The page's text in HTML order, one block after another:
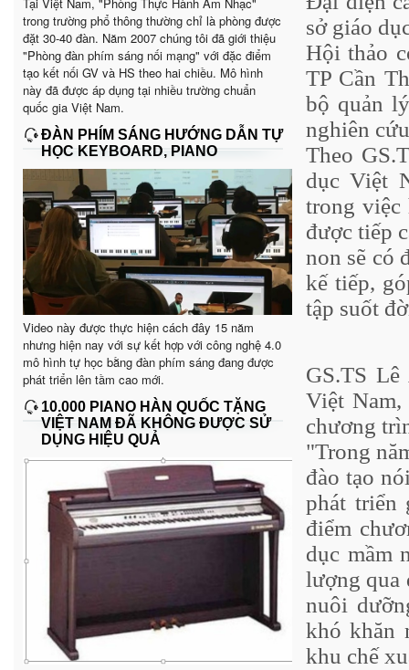
trong trường phổ thông thường chỉ là phòng được
đặt 30-40 đàn. Năm 2007 chúng tôi đã giới thiệu
"Phòng đàn phím sáng nối mạng" với đặc điểm
tạo kết nối GV và HS theo hai chiều. Mô hình
này đã được áp dụng tại nhiều trường chuẩn
quốc gia Việt Nam.
ĐÀN PHÍM SÁNG HƯỚNG DẪN TỰ
HỌC KEYBOARD, PIANO
Video này được thực hiện cách đây 15 năm
nhưng hiện nay với sự kết hợp với công nghệ 4.0
mô hình tự học bằng đàn phím sáng đang được
phát triển lên tầm cao mới.
10.000 PIANO HÀN QUỐC TẶNG
VIỆT NAM ĐÃ KHÔNG ĐƯỢC SỬ
DỤNG HIỆU QUẢ
sở giáo
Hội thảo
TP Cần
bộ quản
nghiên
Theo
dục Việt
trong việc
được tiếp
non sẽ có
kế tiếp,
tập suốt
GS.TS
Việt Nam,
chương
"Trong
đào tạo
phát triển
điểm
dục mầm
lượng qua
nuôi
khó khăn
khu chế